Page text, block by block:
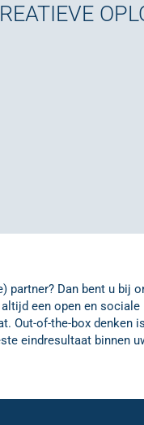
partner? Dan bent u bij
een open en sociale
Out-of-the-box denken
eindresultaat binnen